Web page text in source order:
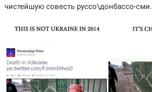
чистейшую совесть руссо\донбассо-сми.